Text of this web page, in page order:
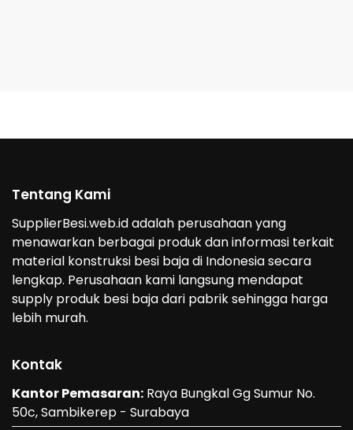
Tentang Kami
SupplierBesi.web.id adalah perusahaan yang
menawarkan berbagai produk dan informasi terkait
material konstruksi besi baja di Indonesia secara
lengkap. Perusahaan kami langsung mendapat
supply produk besi baja dari pabrik sehingga harga
lebih murah.
Kontak
Kantor Pemasaran: Raya Bungkal Gg Sumur No.
50c, Sambikerep - Surabaya